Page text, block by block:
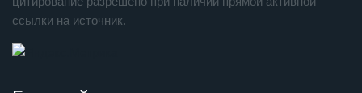
ссылки на источник.